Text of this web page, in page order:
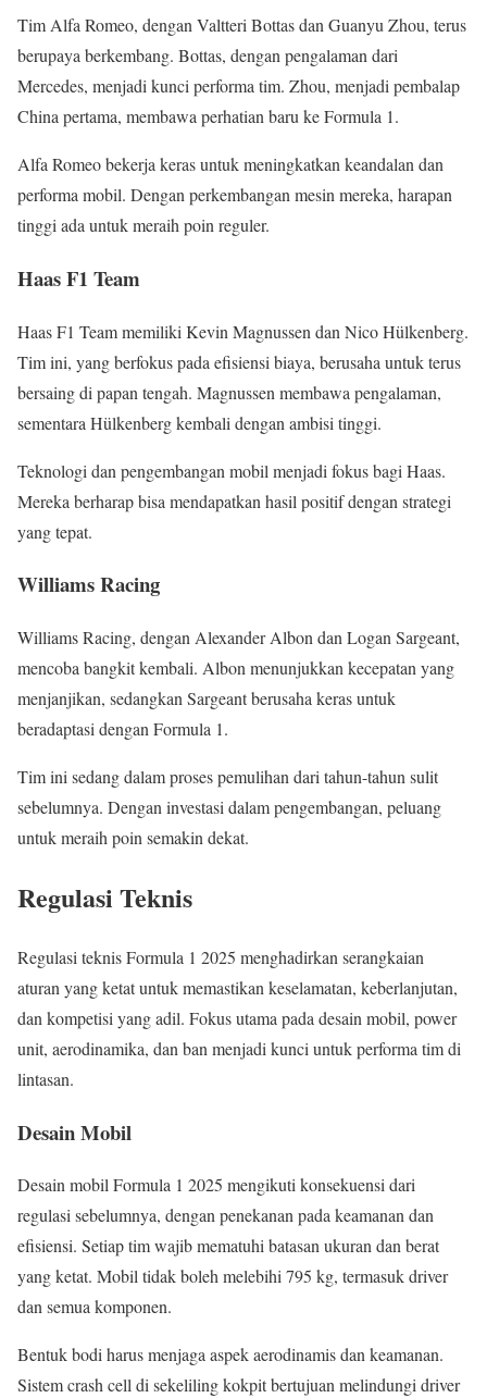
Tim Alfa Romeo, dengan Valtteri Bottas dan Guanyu Zhou, terus
berupaya berkembang. Bottas, dengan pengalaman dari
Mercedes, menjadi kunci performa tim. Zhou, menjadi pembalap
China pertama, membawa perhatian baru ke Formula 1.
Alfa Romeo bekerja keras untuk meningkatkan keandalan dan
performa mobil. Dengan perkembangan mesin mereka, harapan
tinggi ada untuk meraih poin reguler.
Haas F1 Team
Haas F1 Team memiliki Kevin Magnussen dan Nico Hülkenberg.
Tim ini, yang berfokus pada efisiensi biaya, berusaha untuk terus
bersaing di papan tengah. Magnussen membawa pengalaman,
sementara Hülkenberg kembali dengan ambisi tinggi.
Teknologi dan pengembangan mobil menjadi fokus bagi Haas.
Mereka berharap bisa mendapatkan hasil positif dengan strategi
yang tepat.
Williams Racing
Williams Racing, dengan Alexander Albon dan Logan Sargeant,
mencoba bangkit kembali. Albon menunjukkan kecepatan yang
menjanjikan, sedangkan Sargeant berusaha keras untuk
beradaptasi dengan Formula 1.
Tim ini sedang dalam proses pemulihan dari tahun-tahun sulit
sebelumnya. Dengan investasi dalam pengembangan, peluang
untuk meraih poin semakin dekat.
Regulasi Teknis
Regulasi teknis Formula 1 2025 menghadirkan serangkaian
aturan yang ketat untuk memastikan keselamatan, keberlanjutan,
dan kompetisi yang adil. Fokus utama pada desain mobil, power
unit, aerodinamika, dan ban menjadi kunci untuk performa tim di
lintasan.
Desain Mobil
Desain mobil Formula 1 2025 mengikuti konsekuensi dari
regulasi sebelumnya, dengan penekanan pada keamanan dan
efisiensi. Setiap tim wajib mematuhi batasan ukuran dan berat
yang ketat. Mobil tidak boleh melebihi 795 kg, termasuk driver
dan semua komponen.
Bentuk bodi harus menjaga aspek aerodinamis dan keamanan.
Sistem crash cell di sekeliling kokpit bertujuan melindungi driver